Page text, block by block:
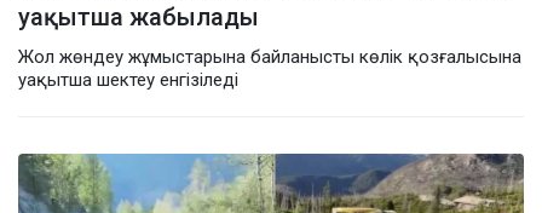
уақытша жабылады
Жол жөндеу жұмыстарына байланысты көлік қозғалысына
уақытша шектеу енгізіледі